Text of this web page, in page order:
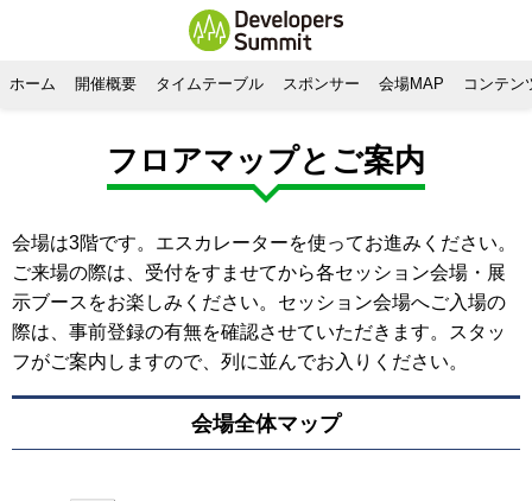
ホーム 開催概要 タイムテーブル スポンサー 会場MAP コンテン
フロアマップとご案内
会場は3階です。エスカレーターを使ってお進みください。
ご来場の際は、受付をすませてから各セッション会場・展
示ブースをお楽しみください。セッション会場へご入場の
際は、事前登録の有無を確認させていただきます。スタッ
フがご案内しますので、列に並んでお入りください。
会場全体マップ